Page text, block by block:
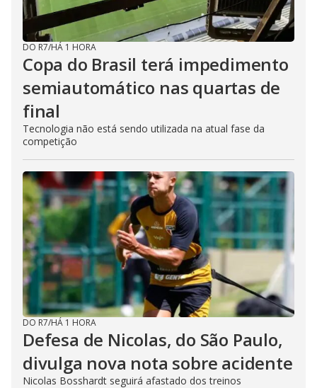
DO R7/HÁ 1 HORA
Copa do Brasil terá impedimento
semiautomático nas quartas de
final
Tecnologia não está sendo utilizada na atual fase da
competição
DO R7/HÁ 1 HORA
Defesa de Nicolas, do São Paulo,
divulga nova nota sobre acidente
Nicolas Bosshardt seguirá afastado dos treinos